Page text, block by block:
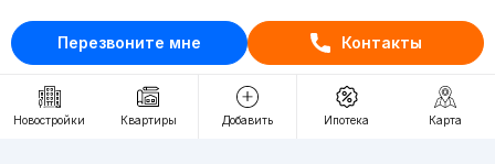
Перезвоните мне Контакты
Новостройки Квартиры Добавить Ипотека Карта
+998 (93) 390-30-10
Пн-Пт. С 9:30 до 18:00
RU UZ